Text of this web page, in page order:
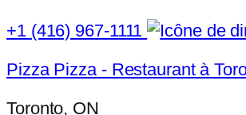
+1 (416) 967-1111
Pizza Pizza - Restaurant à
Toronto, ON